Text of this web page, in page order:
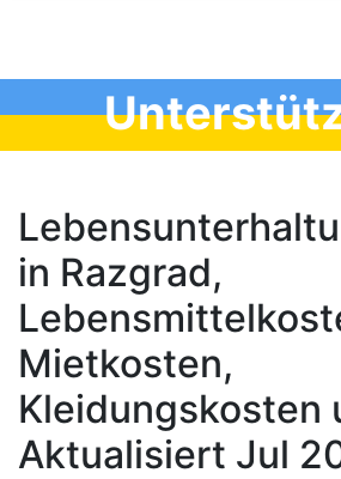
in Razgrad,
Mietkosten,
Kleidungskosten
Aktualisiert Jul